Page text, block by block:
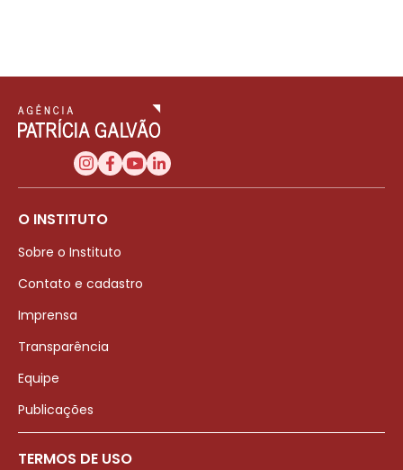
O INSTITUTO
Sobre o Instituto
Contato e cadastro
Imprensa
Transparência
Equipe
Publicações
TERMOS DE USO